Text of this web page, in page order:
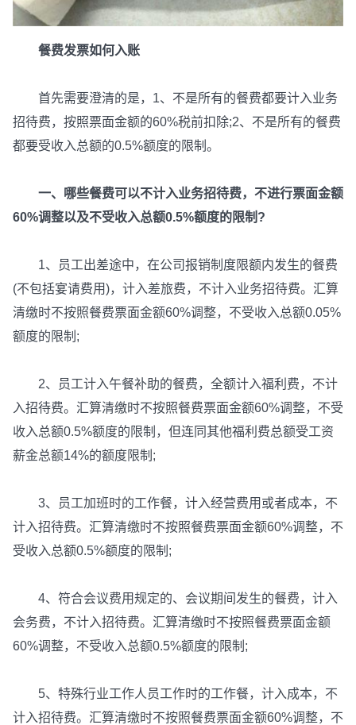
餐费发票如何入账
首先需要澄清的是，1、不是所有的餐费都要计入业务
招待费，按照票面金额的60%税前扣除;2、不是所有的餐费
都要受收入总额的0.5%额度的限制。
一、哪些餐费可以不计入业务招待费，不进行票面金额
60%调整以及不受收入总额0.5%额度的限制?
1、员工出差途中，在公司报销制度限额内发生的餐费
(不包括宴请费用)，计入差旅费，不计入业务招待费。汇算
清缴时不按照餐费票面金额60%调整，不受收入总额0.05%
额度的限制;
2、员工计入午餐补助的餐费，全额计入福利费，不计
入招待费。汇算清缴时不按照餐费票面金额60%调整，不受
收入总额0.5%额度的限制，但连同其他福利费总额受工资
薪金总额14%的额度限制;
3、员工加班时的工作餐，计入经营费用或者成本，不
计入招待费。汇算清缴时不按照餐费票面金额60%调整，不
受收入总额0.5%额度的限制;
4、符合会议费用规定的、会议期间发生的餐费，计入
会务费，不计入招待费。汇算清缴时不按照餐费票面金额
60%调整，不受收入总额0.5%额度的限制;
5、特殊行业工作人员工作时的工作餐，计入成本，不
计入招待费。汇算清缴时不按照餐费票面金额60%调整，不